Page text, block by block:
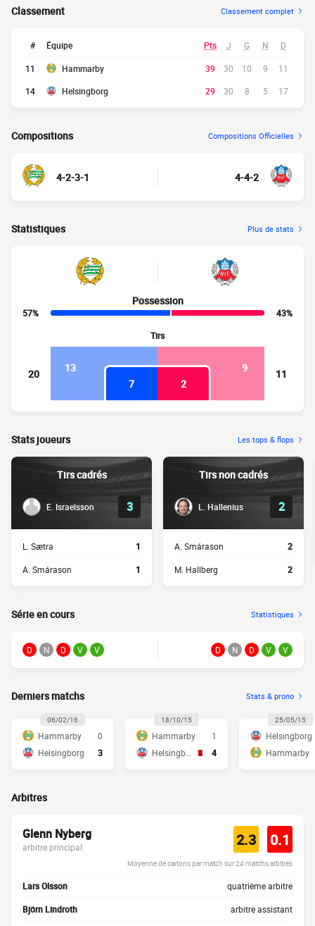
Classement Classement complet
# Équipe Pts J G N D
11 Hammarby 39 30 10 9
11
14
Helsingborg 29 30 8 5 17
Compositions Compositions Officielles
4-2-3-1 4-4-2
Statistiques Plus de stats
Possession
57%
43%
Tirs
20 13
9
7
2
11
Stats joueurs Les tops & flops
Tirs cadrés
E. Israelsson 3
L. Sætra 1
A. Smárason 1
Tirs non cadrés
L. Hallenius 2
A. Smárason 2
M. Hallberg 2
Série en cours Statistiques
D N D V V D N D V V
Derniers matchs Stats & prono
06/02/16
Hammarby
0
Helsingborg
3
18/10/15
Hammarby
1
4
25/05/15
Helsingborg
Hammarby
Arbitres
Glenn Nyberg
arbitre principal 2.3 0.1
Moyenne de cartons par match sur 24 matchs arbitrés
Lars Olsson quatrième arbitre
Björn Lindroth arbitre assistant